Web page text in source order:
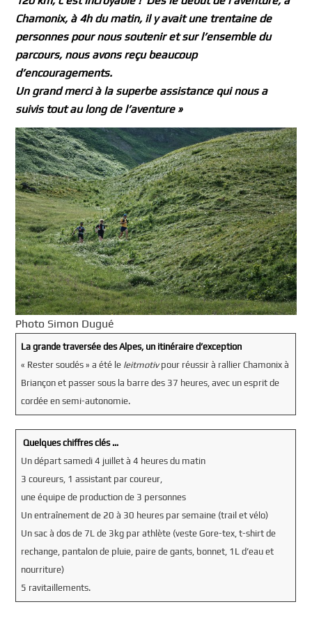
Chamonix, à 4h du matin, il y avait une trentaine de
personnes pour nous soutenir et sur l’ensemble du
parcours, nous avons reçu beaucoup
d’encouragements.
Un grand merci à la superbe assistance qui nous a
suivis tout au long de l’aventure »
Photo Simon Dugué
La grande traversée des Alpes, un itinéraire d’exception
« Rester soudés » a été le leitmotivpour réussir à rallier Chamonix à
Briançon et passer sous la barre des 37 heures, avec un esprit de
cordée en semi-autonomie.
Quelques chiffres clés …
Un départ samedi 4 juillet à 4 heures du matin
3 coureurs, 1 assistant par coureur,
une équipe de production de 3 personnes
Un entraînement de 20 à 30 heures par semaine (trail et vélo)
Un sac à dos de 7L de 3kg par athlète (veste Gore-tex, t-shirt de
rechange, pantalon de pluie, paire de gants, bonnet, 1L d’eau et
nourriture)
5 ravitaillements.